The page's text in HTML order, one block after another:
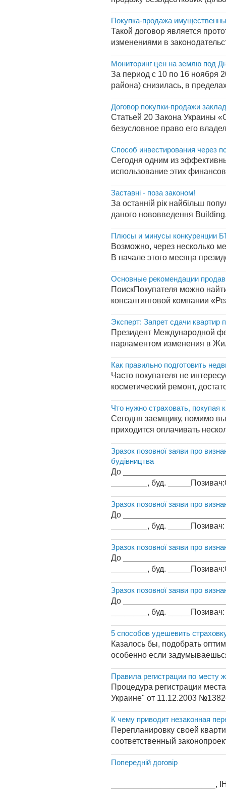
Покупка-продажа
Такой договор является
изменениями в
Мониторинг цен на землю под
За период с 10 по 16 ноября
района) снизилась, в
Договор покупки-продажи
Статьей 20 Закона Украины
безусловное право его
Способ инвестирования через
Сегодня одним из
использование этих
Заставні - поза законом!
За останній рік найбільш
даного нововведення
Плюсы и минусы конкуренции
Возможно, через
В начале этого месяца
Основные рекомендации
ПоискПокупателя можно
консалтинговой компании
Эксперт: Запрет сдачи
Президент Международной
парламентом изменения в
Как правильно подготовить
Часто покупателя не
косметический ремонт,
Что нужно страховать, покупая
Сегодня заемщику, помимо
приходится оплачивать
Зразок позовної заяви про
будівництва
До
________, буд.
Зразок позовної заяви про
До
________, буд.
Зразок позовної заяви про
До
________, буд.
Зразок позовної заяви про
До
________, буд.
5 способов удешевить
Казалось бы, подобрать
особенно если
Правила регистрации по месту
Процедура регистрации
Украине" от 11.12.2003
К чему приводит незаконная
Перепланировку своей
соответственный
Попередній договір
_______________________,